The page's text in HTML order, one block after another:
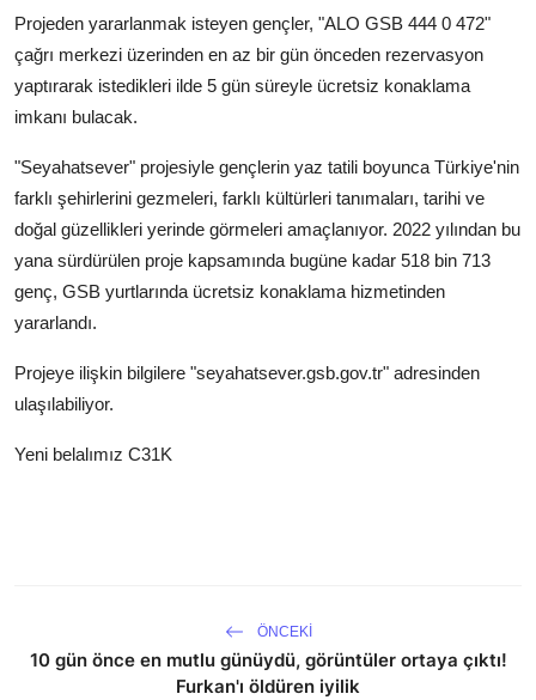
Projeden yararlanmak isteyen gençler, "ALO GSB 444 0 472"
çağrı merkezi üzerinden en az bir gün önceden rezervasyon
yaptırarak istedikleri ilde 5 gün süreyle ücretsiz konaklama
imkanı bulacak.
"Seyahatsever" projesiyle gençlerin yaz tatili boyunca Türkiye'nin
farklı şehirlerini gezmeleri, farklı kültürleri tanımaları, tarihi ve
doğal güzellikleri yerinde görmeleri amaçlanıyor. 2022 yılından bu
yana sürdürülen proje kapsamında bugüne kadar 518 bin 713
genç, GSB yurtlarında ücretsiz konaklama hizmetinden
yararlandı.
Projeye ilişkin bilgilere "seyahatsever.gsb.gov.tr" adresinden
ulaşılabiliyor.
Yeni belalımız C31K
ÖNCEKI
10 gün önce en mutlu günüydü, görüntüler ortaya çıktı!
Furkan'ı öldüren iyilik